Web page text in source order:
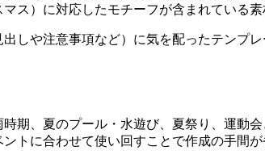
ス）に対応したモチーフが含まれている
しや注意事項など）に気を配ったテンプ
期、夏のプール・水遊び、夏祭り、運動
トに合わせて使い回すことで作成の手間が